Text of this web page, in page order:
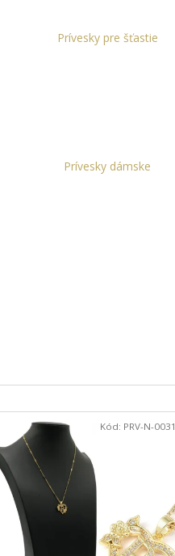
Prívesky pre šťastie
Prívesky dámske
Kód: PRV-N-0031